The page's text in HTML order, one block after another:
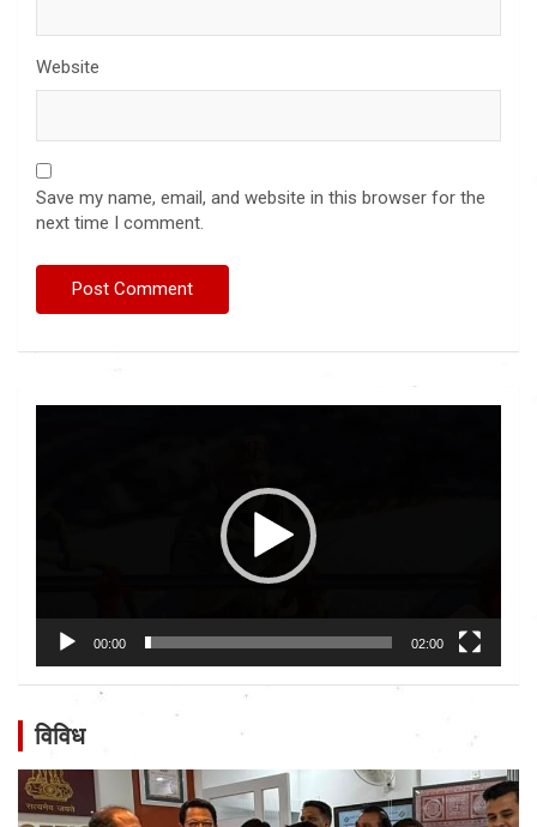
Website
Save my name, email, and website in this browser for the
next time I comment.
00:00 02:00
विविध